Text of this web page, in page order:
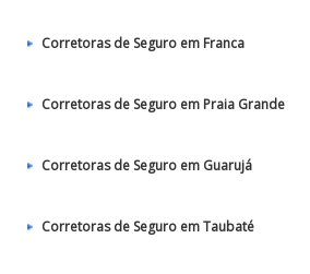
Corretoras de Seguro em Franca
Corretoras de Seguro em Praia Grande
Corretoras de Seguro em Guarujá
Corretoras de Seguro em Taubaté‎